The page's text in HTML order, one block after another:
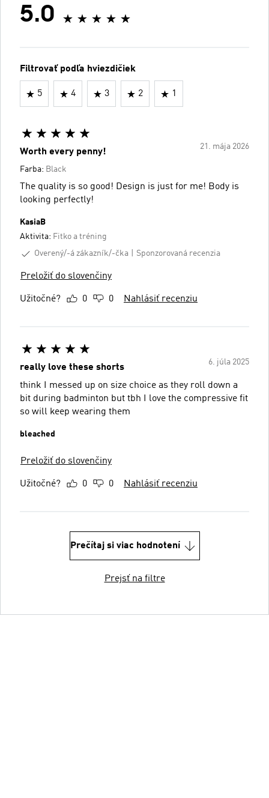
5.0
Filtrovať podľa hviezdičiek
5 4 3 2 1
21. mája 2026
Worth every penny!
Farba: Black
The quality is so good! Design is just for me! Body is
looking perfectly!
KasiaB
Aktivita: Fitko a tréning
Overený/-á zákazník/-čka
Sponzorovaná recenzia
Preložiť do slovenčiny
Užitočné? 0 0 Nahlásiť recenziu
6. júla 2025
really love these shorts
think I messed up on size choice as they roll down a
bit during badminton but tbh I love the compressive fit
so will keep wearing them
bleached
Preložiť do slovenčiny
Užitočné? 0 0 Nahlásiť recenziu
Prečítaj si viac hodnotení
Prejsť na filtre